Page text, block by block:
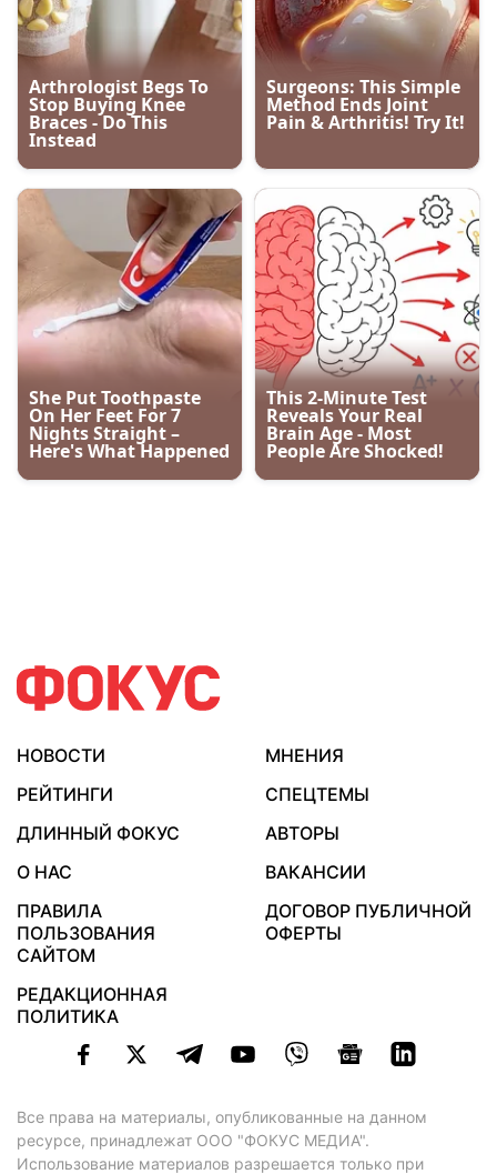
НОВОСТИ
МНЕНИЯ
РЕЙТИНГИ
СПЕЦТЕМЫ
ДЛИННЫЙ ФОКУС
АВТОРЫ
О НАС
ВАКАНСИИ
ПРАВИЛА
ПОЛЬЗОВАНИЯ
САЙТОМ
ДОГОВОР ПУБЛИЧНОЙ
ОФЕРТЫ
РЕДАКЦИОННАЯ
ПОЛИТИКА
Все права на материалы, опубликованные на данном
ресурсе, принадлежат ООО "ФОКУС МЕДИА".
Использование материалов разрешается только при